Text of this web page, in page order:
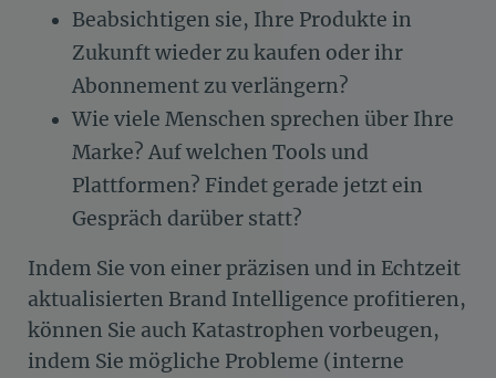
Beabsichtigen sie, Ihre Produkte in
Zukunft wieder zu kaufen oder ihr
Abonnement zu verlängern?
Wie viele Menschen sprechen über Ihre
Marke? Auf welchen Tools und
Plattformen? Findet gerade jetzt ein
Gespräch darüber statt?
Indem Sie von einer präzisen und in Echtzeit
aktualisierten Brand Intelligence profitieren,
können Sie auch Katastrophen vorbeugen,
indem Sie mögliche Probleme (interne